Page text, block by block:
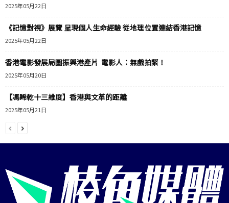
2025年05月22日
《記憶對視》展覽 呈現個人生命經驗 從地理位置連結香港記憶
2025年05月22日
香港電影發展局圖振興港產片 電影人：無戲拍緊！
2025年05月20日
【馮睎乾十三維度】香港與文革的距離
2025年05月21日